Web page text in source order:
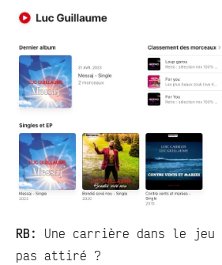
RB:
Une carrière dans le jeu
pas attiré ?